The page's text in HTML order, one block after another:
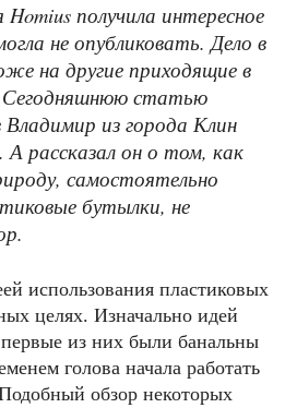
Homius получила интересное
не опубликовать. Дело в
на другие приходящие в
Сегодняшнюю статью
Владимир из города Клин
рассказал он о том, как
самостоятельно
бутылки, не
использования пластиковых
целях. Изначально идей
из них были банальны
голова начала работать
обзор некоторых